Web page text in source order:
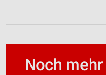
Noch